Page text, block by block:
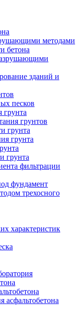
методами
бетона
зданий и
песков
грунтов
грунта
грунта
грунта
фильтрации
фундамент
трехосного
характеристик
асфальтобетона